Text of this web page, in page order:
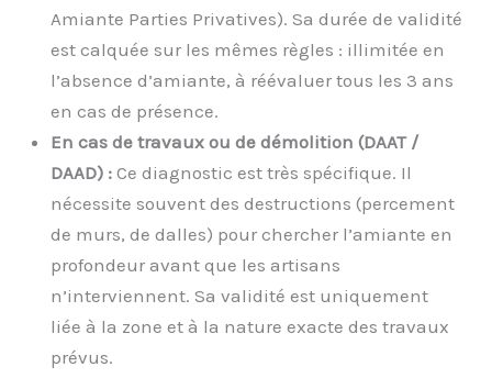
Amiante Parties Privatives). Sa durée de validité
est calquée sur les mêmes règles : illimitée en
l’absence d’amiante, à réévaluer tous les 3 ans
en cas de présence.
En cas de travaux ou de démolition (DAAT /
DAAD) : Ce diagnostic est très spécifique. Il
nécessite souvent des destructions (percement
de murs, de dalles) pour chercher l’amiante en
profondeur avant que les artisans
n’interviennent. Sa validité est uniquement
liée à la zone et à la nature exacte des travaux
prévus.